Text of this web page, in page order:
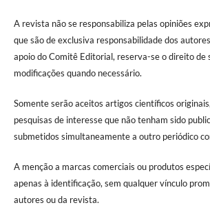
A revista não se responsabiliza pelas opiniões
que são de exclusiva responsabilidade dos
apoio do Comitê Editorial, reserva-se o direito de
modificações quando necessário.
Somente serão aceitos artigos científicos
pesquisas de interesse que não tenham sido
submetidos simultaneamente a outro periódico
A menção a marcas comerciais ou produtos
apenas à identificação, sem qualquer vínculo
autores ou da revista.